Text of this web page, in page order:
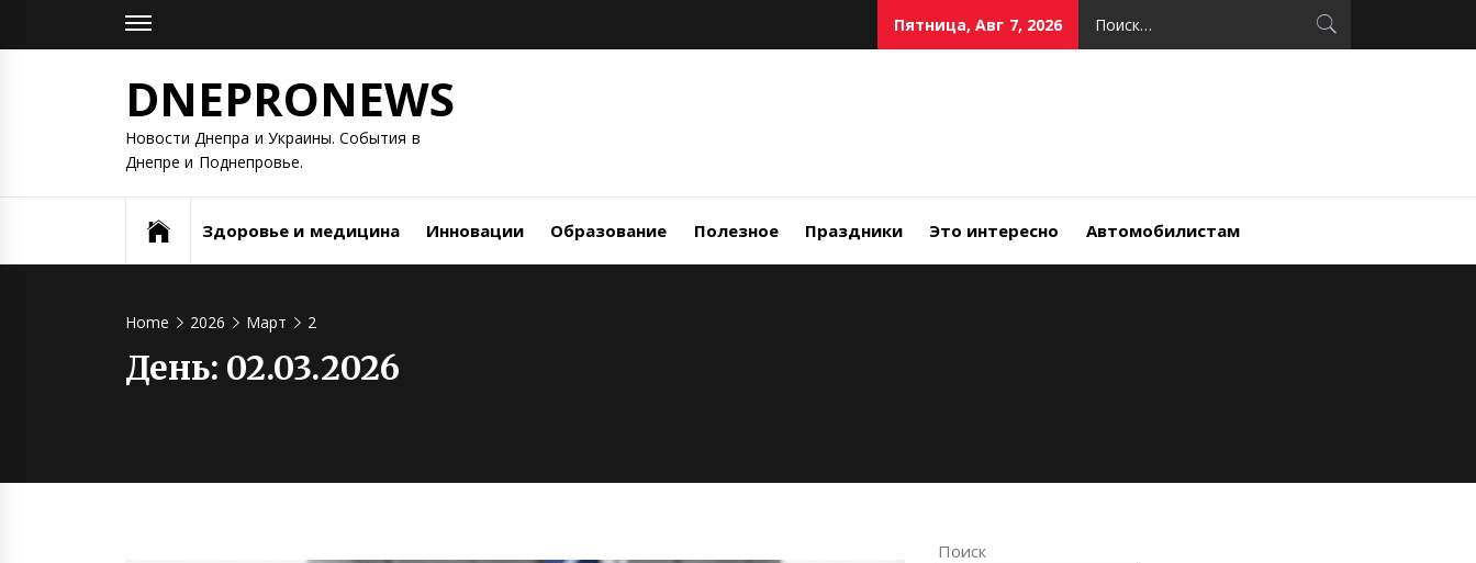
Пятница, Авг 7, 2026
DNEPRONEWS
Новости Днепра и Украины. События в
Днепре и Поднепровье.
Здоровье и медицина Инновации Образование Полезное Праздники Это интересно Автомобилистам
Home 2026 Март 2
День: 02.03.2026
Поиск